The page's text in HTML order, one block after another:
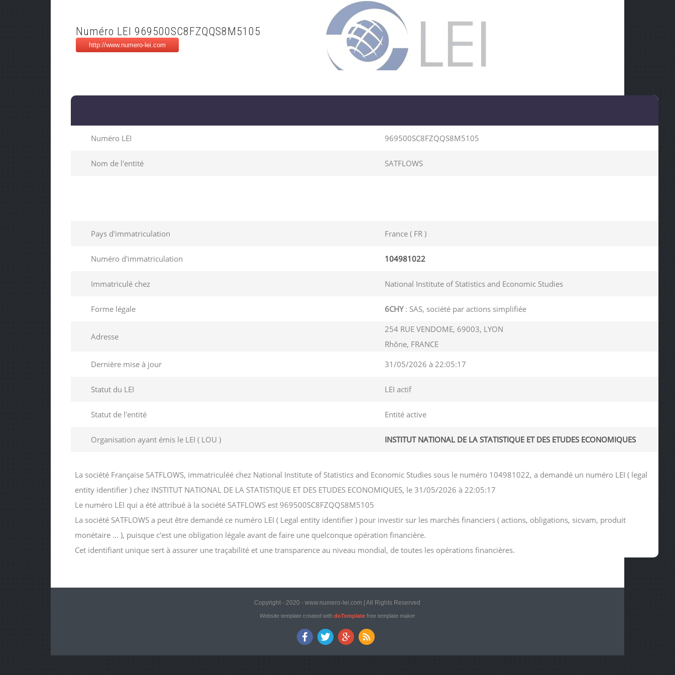
Numéro LEI 969500SC8FZQQS8M5105
Numéro LEI 969500SC8FZQQS8M5105
Nom de l'entité SATFLOWS
Pays d'immatriculation France ( FR )
Numéro d'immatriculation 104981022
Immatriculé chez National Institute of Statistics and Economic Studies
Forme légale 6CHY: SAS, société par actions simplifiée
Adresse
254 RUE VENDOME, 69003, LYON
Rhône, FRANCE
Dernière mise à jour
31/05/2026 à 22:05:17
Statut du LEI LEI actif
Statut de l'entité Entité active
Organisation ayant émis le LEI ( LOU ) INSTITUT NATIONAL DE LA STATISTIQUE ET DES ETUDES ECONOMIQUES
La société Française SATFLOWS, immatriculéé chez National Institute of Statistics and Economic Studies sous le numéro 104981022, a demandé un numéro LEI ( legal
entity identifier ) chez INSTITUT NATIONAL DE LA STATISTIQUE ET DES ETUDES ECONOMIQUES, le 31/05/2026 à 22:05:17
Le numéro LEI qui a été attribué à la société SATFLOWS est 969500SC8FZQQS8M5105
La société SATFLOWS a peut être demandé ce numéro LEI ( Legal entity identifier ) pour investir sur les marchés financiers ( actions, obligations, sicvam, produit
monétaire ... ), puisque c'est une obligation légale avant de faire une quelconque opération financière.
Cet identifiant unique sert à assurer une traçabilité et une transparence au niveau mondial, de toutes les opérations financières.
Copyright - 2020 - www.numero-lei.com | All Rights Reserved
Website template created with doTemplatefree template maker